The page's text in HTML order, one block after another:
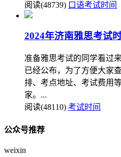
阅读(48739) 口语考试时间
2024年济南雅思考试
准备雅思考试的同学看过
已经公布，为了方便大家
排、考点地址、考试费用
家。...
阅读(48110) 考试时间
公众号推荐
weixin